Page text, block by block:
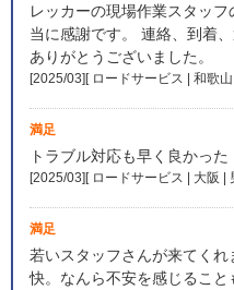
レッカーの現場作業スタッ
当に感謝です。 連絡、到着
ありがとうございました。
[2025/03][ ロードサービス | 和歌
満足
トラブル対応も早く良かった
[2025/03][ ロードサービス | 大阪 |
満足
若いスタッフさんが来てく
快。なんら不安を感じること